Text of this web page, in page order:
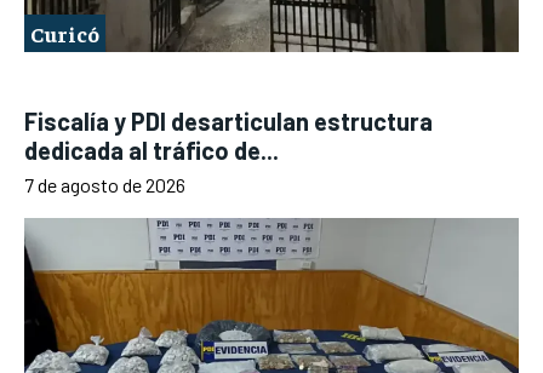
Curicó
Fiscalía y PDI desarticulan estructura
dedicada al tráfico de...
7 de agosto de 2026